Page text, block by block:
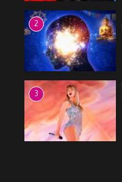
2
3